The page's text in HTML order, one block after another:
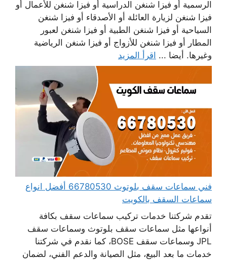
الرسمية أو فيزا شنغن الدراسية أو فيزا شنغن للأعمال أو
فيزا شنغن لزيارة العائلة أو الأصدقاء أو فيزا شنغن
السياحية أو فيزا شنغن الطبية أو فيزا شنغن لعبور
المطار أو فيزا شنغن للأزواج أو فيزا شنغن الرياضية
وغيرها. أيضا ... اقرأ المزيد
فني سماعات سقف بلوتوث 66780530 أفضل انواع
سماعات السقف بالكويت
تقدم شركتنا خدمات تركيب سماعات سقف بكافة
أنواعها مثل سماعات سقف بلوتوث وسماعات سقف
JPL وسماعات سقف BOSE، كما نقدم في شركتنا
خدمات ما بعد البيع، مثل الصيانة والدعم الفني، لضمان